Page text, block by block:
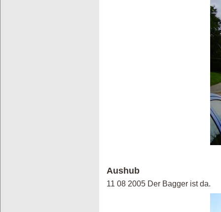
Aushub
11 08 2005 Der Bagger ist da.